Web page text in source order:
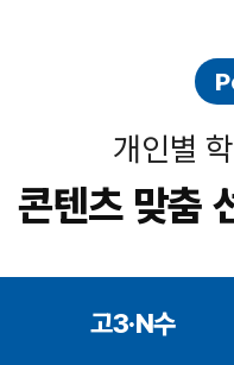
개인별
콘텐츠 맞춤
고3·N수